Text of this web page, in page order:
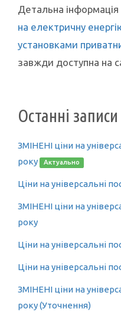
Детальна
на електричну
установками
завжди доступна на
Останні записи
ЗМІНЕНІ ціни на
року
Актуально
Ціни на універсальні
ЗМІНЕНІ ціни на
року
Ціни на універсальні
Ціни на універсальні
ЗМІНЕНІ ціни на
року (Уточнення)